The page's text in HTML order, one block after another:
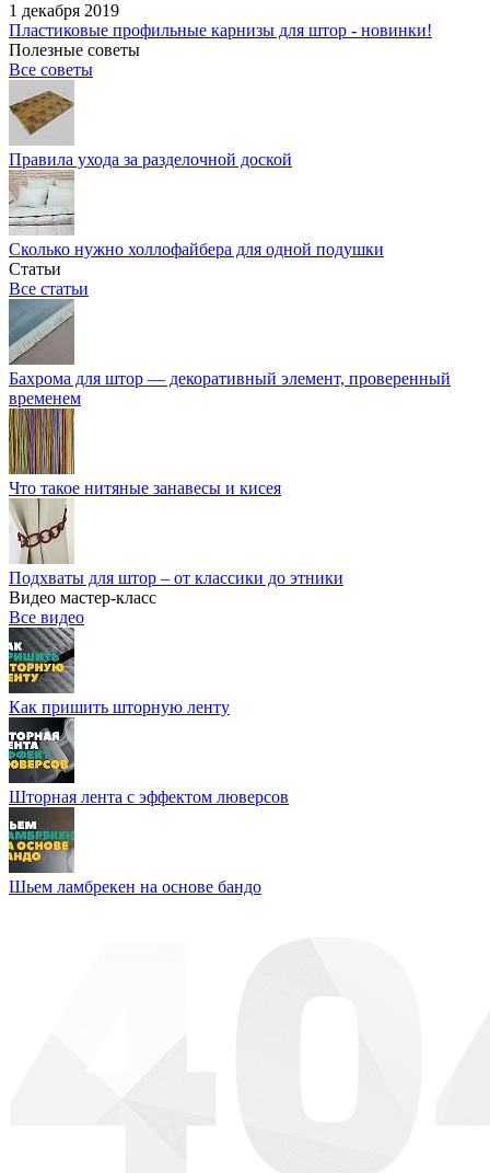
1 декабря 2019
Пластиковые профильные карнизы для штор - новинки!
Полезные советы
Все советы
Правила ухода за разделочной доской
Сколько нужно холлофайбера для одной подушки
Статьи
Все статьи
Бахрома для штор — декоративный элемент, проверенный
временем
Что такое нитяные занавесы и кисея
Подхваты для штор – от классики до этники
Видео мастер-класс
Все видео
Как пришить шторную ленту
Шторная лента с эффектом люверсов
Шьем ламбрекен на основе бандо